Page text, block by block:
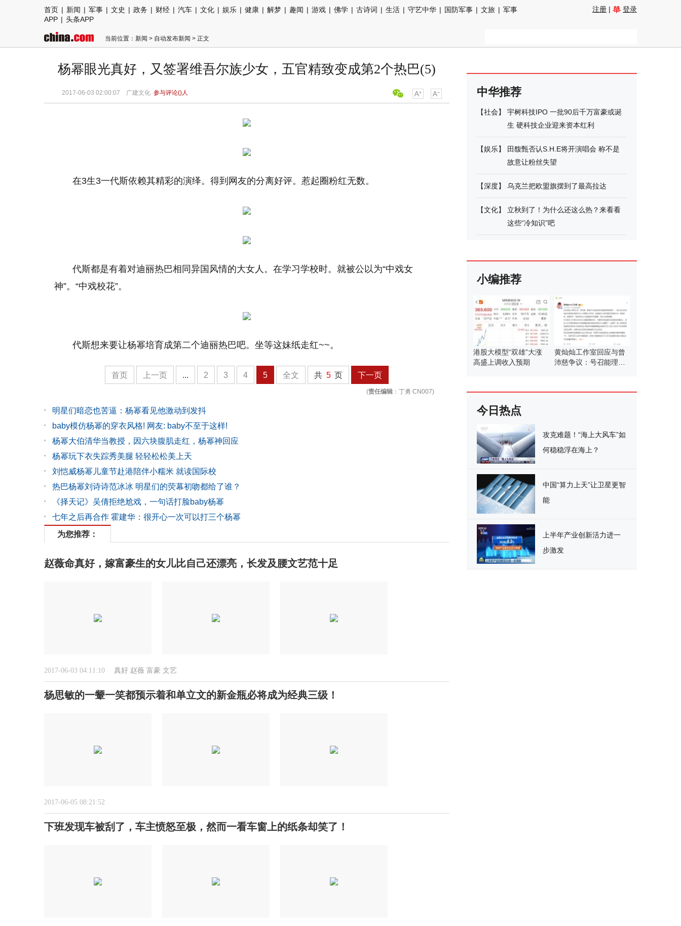
首页 | 新闻 | 军事 | 文史 | 政务 | 财经 | 汽车 | 文化 | 娱乐 | 健康 | 解梦 | 趣闻 | 游戏 | 佛学 | 古诗词 | 生活 | 守艺中华 | 国防军事 | 文旅 | 军事
APP | 头条APP
注册 | 登录
当前位置： 新闻 > 自动发布新闻 > 正文
杨幂眼光真好，又签署维吾尔族少女，五官精致变成第2个热巴(5)
2017-06-03 02:00:07 广建文化 参与评论()人
在3生3一代斯依赖其精彩的演绎。得到网友的分离好评。惹起圈粉红无数。
代斯都是有着对迪丽热巴相同异国风情的大女人。在学习学校时。就被公以为“中戏女
神”。“中戏校花”。
代斯想来要让杨幂培育成第二个迪丽热巴吧。坐等这妹纸走红~~。
首页 上一页 ... 2 3 4 5 全文 共 5 页 下一页
(责任编辑 ：丁勇 CN007)
明星们暗恋也苦逼：杨幂看见他激动到发抖
baby模仿杨幂的穿衣风格! 网友: baby不至于这样!
杨幂大伯清华当教授，因六块腹肌走红，杨幂神回应
杨幂玩下衣失踪秀美腿 轻轻松松美上天
刘恺威杨幂儿童节赴港陪伴小糯米 就读国际校
热巴杨幂刘诗诗范冰冰 明星们的荧幕初吻都给了谁？
《择天记》吴倩拒绝尬戏，一句话打脸baby杨幂
七年之后再合作 霍建华：很开心一次可以打三个杨幂
为您推荐：
赵薇命真好，嫁富豪生的女儿比自己还漂亮，长发及腰文艺范十足
2017-06-03 04:11:10 真好 赵薇 富豪 文艺
杨思敏的一颦一笑都预示着和单立文的新金瓶必将成为经典三级！
2017-06-05 08:21:52
下班发现车被刮了，车主愤怒至极，然而一看车窗上的纸条却笑了！
中华推荐
【社会】
宇树科技IPO 一批90后千万富豪或诞
生 硬科技企业迎来资本红利
【娱乐】
田馥甄否认S.H.E将开演唱会 称不是
故意让粉丝失望
【深度】 乌克兰把欧盟旗摆到了最高拉达
【文化】
立秋到了！为什么还这么热？来看看
这些“冷知识”吧
小编推荐
港股大模型“双雄”大涨
高盛上调收入预期
黄灿灿工作室回应与曾
沛慈争议：号召能理智
今日热点
攻克难题！“海上大风车”如
何稳稳浮在海上？
中国“算力上天”让卫星更智
能
上半年产业创新活力进一
步激发